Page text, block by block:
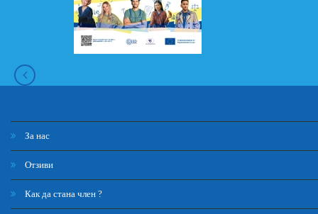
За нас
Отзиви
Как да стана член ?